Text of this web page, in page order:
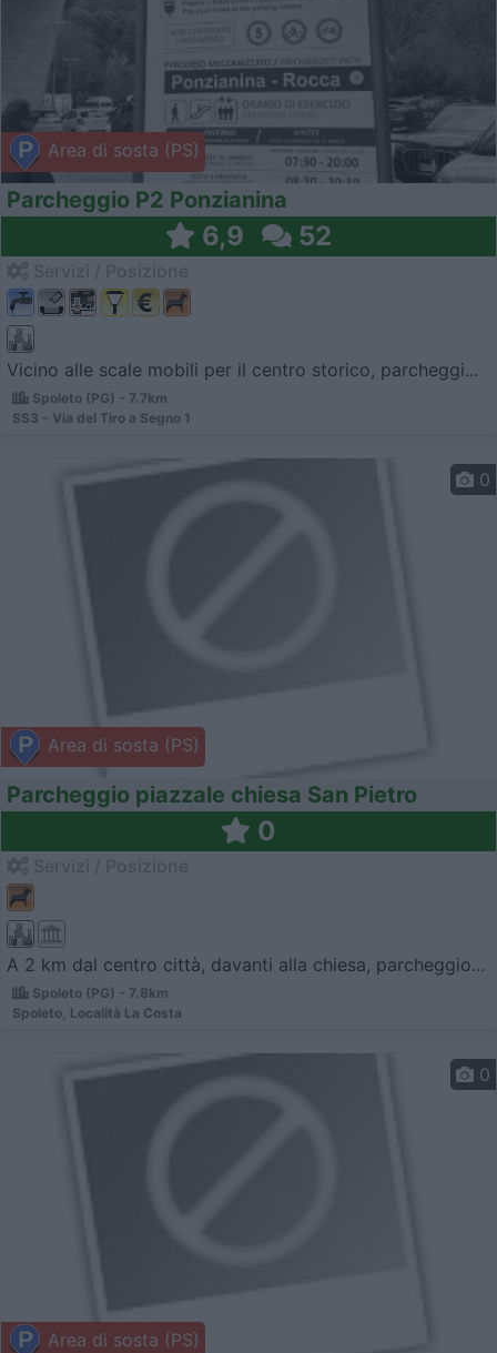
Area di sosta (PS)
Parcheggio P2 Ponzianina
6,9 52
Vicino alle scale mobili per il centro storico, parcheggi...
Spoleto (PG) - 7.7km
SS3 - Via del Tiro a Segno 1
Area di sosta (PS)
0
Parcheggio piazzale chiesa San Pietro
0
A 2 km dal centro città, davanti alla chiesa, parcheggio...
Spoleto (PG) - 7.8km
Spoleto, Località La Costa
Area di sosta (PS)
0